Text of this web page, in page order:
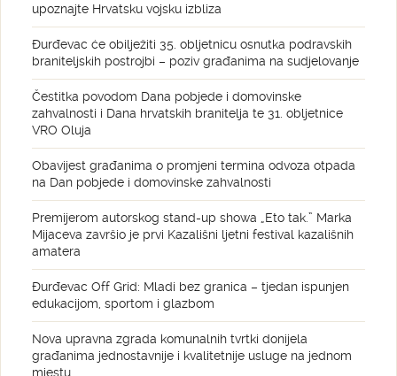
upoznajte Hrvatsku vojsku izbliza
Đurđevac će obilježiti 35. obljetnicu osnutka podravskih
braniteljskih postrojbi – poziv građanima na sudjelovanje
Čestitka povodom Dana pobjede i domovinske
zahvalnosti i Dana hrvatskih branitelja te 31. obljetnice
VRO Oluja
Obavijest građanima o promjeni termina odvoza otpada
na Dan pobjede i domovinske zahvalnosti
Premijerom autorskog stand-up showa „Eto tak.” Marka
Mijaceva završio je prvi Kazališni ljetni festival kazališnih
amatera
Đurđevac Off Grid: Mladi bez granica – tjedan ispunjen
edukacijom, sportom i glazbom
Nova upravna zgrada komunalnih tvrtki donijela
građanima jednostavnije i kvalitetnije usluge na jednom
mjestu